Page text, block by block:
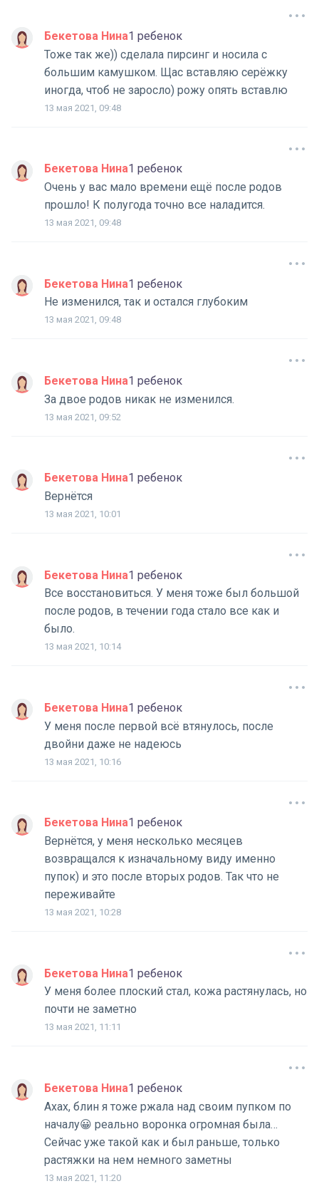
Бекетова Нина1 ребенок
Тоже так же)) сделала пирсинг и носила с
большим камушком. Щас вставляю серёжку
иногда, чтоб не заросло) рожу опять вставлю
13 мая 2021, 09:48
Бекетова Нина1 ребенок
Очень у вас мало времени ещё после родов
прошло! К полугода точно все наладится.
13 мая 2021, 09:48
Бекетова Нина1 ребенок
Не изменился, так и остался глубоким
13 мая 2021, 09:48
Бекетова Нина1 ребенок
За двое родов никак не изменился.
13 мая 2021, 09:52
Бекетова Нина1 ребенок
Вернётся
13 мая 2021, 10:01
Бекетова Нина1 ребенок
Все восстановиться. У меня тоже был большой
после родов, в течении года стало все как и
было.
13 мая 2021, 10:14
Бекетова Нина1 ребенок
У меня после первой всё втянулось, после
двойни даже не надеюсь
13 мая 2021, 10:16
Бекетова Нина1 ребенок
Вернётся, у меня несколько месяцев
возвращался к изначальному виду именно
пупок) и это после вторых родов. Так что не
переживайте
13 мая 2021, 10:28
Бекетова Нина1 ребенок
У меня более плоский стал, кожа растянулась, но
почти не заметно
13 мая 2021, 11:11
Бекетова Нина1 ребенок
Ахах, блин я тоже ржала над своим пупком по
началу😀 реально воронка огромная была…
Сейчас уже такой как и был раньше, только
растяжки на нем немного заметны
13 мая 2021, 11:20